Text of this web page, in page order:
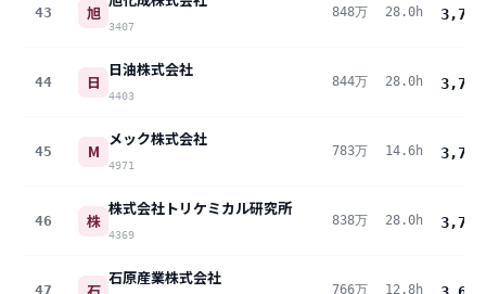
43 旭
3407
848万 28.0h 3,760
44 日
日油株式会社
4403
844万 28.0h 3,740
45 M
メック株式会社
4971
783万 14.6h 3,738
46 株
株式会社トリケミカル研究所
4369
838万 28.0h 3,713
47
石原産業株式会社
766万 12.8h